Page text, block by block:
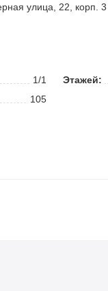
улица , 22, корп. 3
1/1 Этажей:
105